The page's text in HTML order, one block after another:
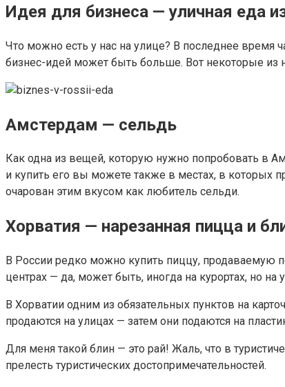
Идея для бизнеса — уличная еда
Что можно есть у нас на улице? В последнее время
бизнес-идей может быть больше. Вот некоторые из
Амстердам — сельдь
Как одна из вещей, которую нужно попробовать в
и купить его вы можете также в местах, в которых
очарован этим вкусом как любитель сельди.
Хорватия — нарезанная пицца и
В России редко можно купить пиццу, продаваемую
центрах — да, может быть, иногда на курортах, но
В Хорватии одним из обязательных пунктов на
продаются на улицах — затем они подаются на
Для меня такой блин — это рай! Жаль, что в
прелесть туристических достопримечательностей.